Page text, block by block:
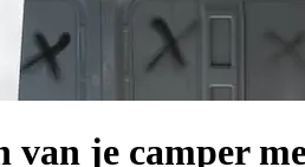
van je camper